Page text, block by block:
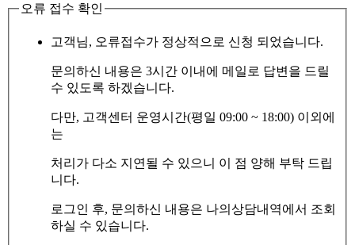
오류 접수 확인
고객님, 오류접수가 정상적으로 신청 되었습니다.
문의하신 내용은 3시간 이내에 메일로 답변을 드릴
수 있도록 하겠습니다.
다만, 고객센터 운영시간(평일 09:00 ~ 18:00) 이외에
는
처리가 다소 지연될 수 있으니 이 점 양해 부탁 드립
니다.
로그인 후, 문의하신 내용은 나의상담내역에서 조회
하실 수 있습니다.